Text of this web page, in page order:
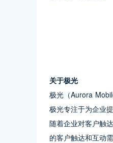
关于极光
极光（Aurora
极光专注于为企业
随着企业对客户触
的客户触达和互动